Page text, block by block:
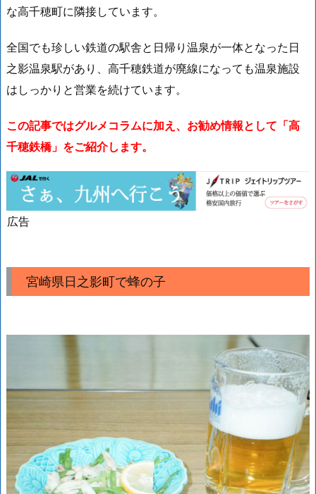
な高千穂町に隣接しています。
全国でも珍しい鉄道の駅舎と日帰り温泉が一体となった日
之影温泉駅があり、高千穂鉄道が廃線になっても温泉施設
はしっかりと営業を続けています。
この記事ではグルメコラムに加え、お勧め情報として「高
千穂鉄橋」をご紹介します。
広告
宮崎県日之影町で蜂の子